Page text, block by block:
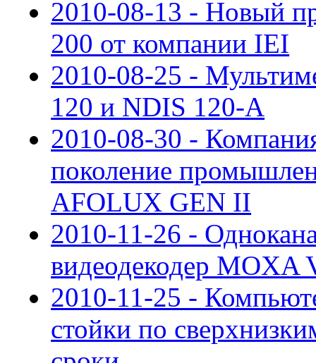
2010-08-13 - Новый
200 от компании IEI
2010-08-25 -
120 и NDIS 120-A
2010-08-30 -
поколение
AFOLUX GEN II
2010-11-26 -
видеодекодер MOXA
2010-11-25 -
стойки по